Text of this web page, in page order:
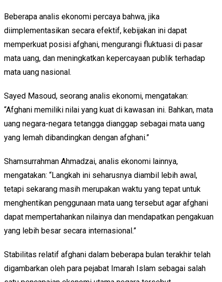
Beberapa analis ekonomi percaya bahwa, jika
diimplementasikan secara efektif, kebijakan ini dapat
memperkuat posisi afghani, mengurangi fluktuasi di pasar
mata uang, dan meningkatkan kepercayaan publik terhadap
mata uang nasional.
Sayed Masoud, seorang analis ekonomi, mengatakan:
“Afghani memiliki nilai yang kuat di kawasan ini. Bahkan, mata
uang negara-negara tetangga dianggap sebagai mata uang
yang lemah dibandingkan dengan afghani.”
Shamsurrahman Ahmadzai, analis ekonomi lainnya,
mengatakan: “Langkah ini seharusnya diambil lebih awal,
tetapi sekarang masih merupakan waktu yang tepat untuk
menghentikan penggunaan mata uang tersebut agar afghani
dapat mempertahankan nilainya dan mendapatkan pengakuan
yang lebih besar secara internasional.”
Stabilitas relatif afghani dalam beberapa bulan terakhir telah
digambarkan oleh para pejabat Imarah Islam sebagai salah